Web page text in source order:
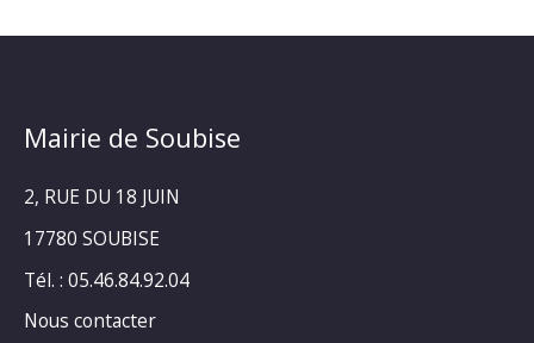
Mairie de Soubise
2, RUE DU 18 JUIN
17780 SOUBISE
Tél. : 05.46.84.92.04
Nous contacter